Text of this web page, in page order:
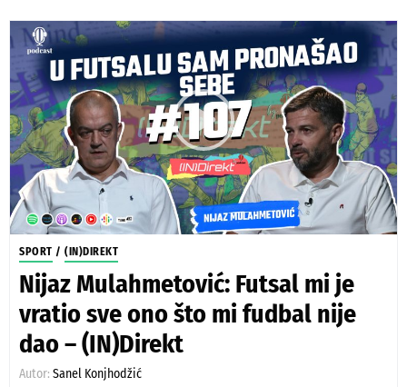
SPORT / (IN)DIREKT
Nijaz Mulahmetović: Futsal mi je
vratio sve ono što mi fudbal nije
dao – (IN)Direkt
Autor: Sanel Konjhodžić